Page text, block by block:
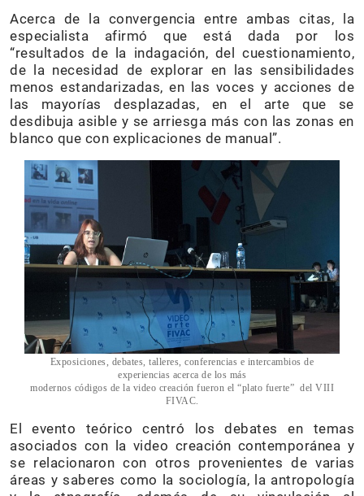
Acerca de la convergencia entre ambas citas, la
especialista afirmó que está dada por los
“resultados de la indagación, del cuestionamiento,
de la necesidad de explorar en las sensibilidades
menos estandarizadas, en las voces y acciones de
las mayorías desplazadas, en el arte que se
desdibuja asible y se arriesga más con las zonas en
blanco que con explicaciones de manual”.
Exposiciones, debates, talleres, conferencias e intercambios de
experiencias acerca de los más
modernos códigos de la video creación fueron el “plato fuerte” del VIII
FIVAC.
El evento teórico centró los debates en temas
asociados con la video creación contemporánea y
se relacionaron con otros provenientes de varias
áreas y saberes como la sociología, la antropología